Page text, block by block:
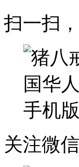
扫一扫
关注微